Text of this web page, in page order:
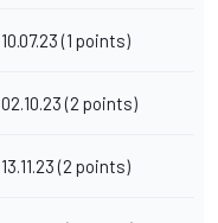
10.07.23 (1 points)
02.10.23 (2 points)
13.11.23 (2 points)